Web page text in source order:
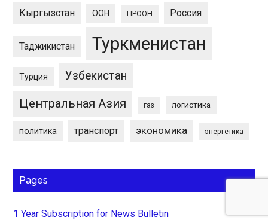
Кыргызстан ООН ПРООН Россия
Таджикистан Туркменистан
Турция Узбекистан
Центральная Азия газ логистика
политика транспорт экономика энергетика
Pages
1 Year Subscription for News Bulletin